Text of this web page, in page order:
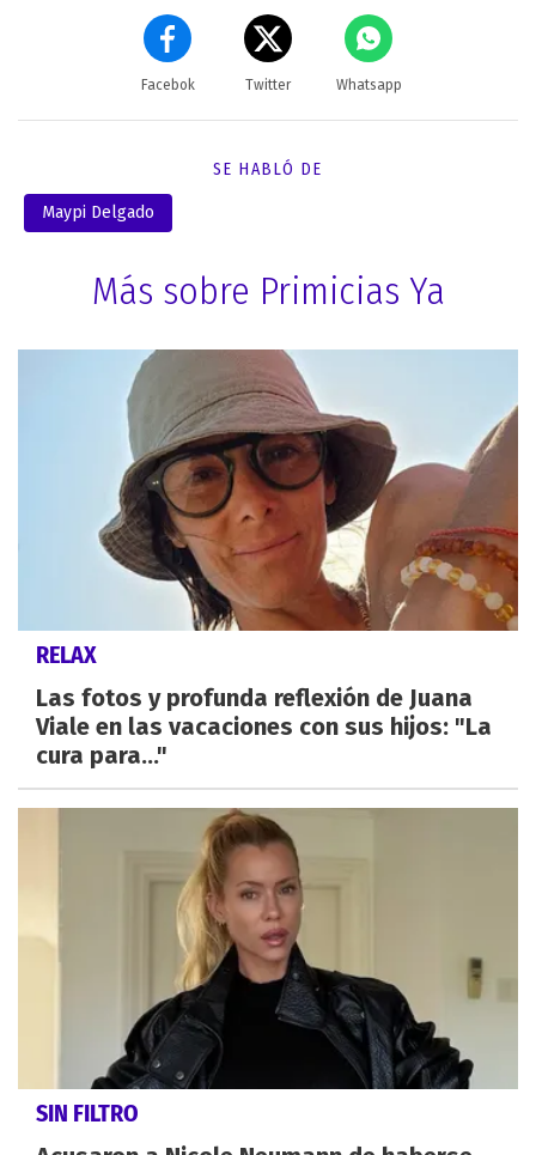
Facebok Twitter Whatsapp
SE HABLÓ DE
Maypi Delgado
Más sobre Primicias Ya
RELAX
Las fotos y profunda reflexión de Juana
Viale en las vacaciones con sus hijos: "La
cura para..."
SIN FILTRO